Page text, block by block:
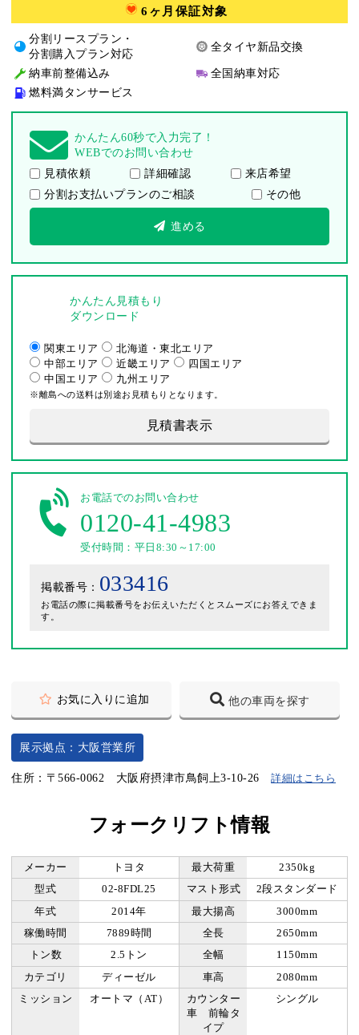
展示拠点：大阪営業所
住所：〒566-0062 大阪府摂津市鳥飼上3-10-26 詳細はこちら
フォークリフト情報
メーカー トヨタ 最大荷重
2350kg
型式
02-8FDL25 マスト形式
2段スタンダード
年式
2014年 最大揚高
3000mm
稼働時間
7889時間 全長
2650mm
トン数
2.5トン 全幅
1150mm
カテゴリ
ディーゼル 車高
2080mm
ミッション
オートマ（AT）
カウンター
車 前輪タ
イプ
シングル
6ヶ月保証対象
分割リースプラン・
分割購入プラン対応
全タイヤ新品交換
納車前整備込み
全国納車対応
燃料満タンサービス
かんたん60秒で入力完了！
WEBでのお問い合わせ
見積依頼
詳細確認
来店希望
分割お支払いプランのご相談
その他
進める
かんたん見積もり
ダウンロード
関東エリア
北海道・東北エリア
中部エリア
近畿エリア
四国エリア
中国エリア
九州エリア
※離島への送料は別途お見積もりとなります。
見積書表示
お電話でのお問い合わせ
0120-41-4983
受付時間：平日8:30～17:00
掲載番号： 033416
お電話の際に掲載番号をお伝えいただくとスムーズにお答えできま
す。
お気に入りに追加 他の車両を探す